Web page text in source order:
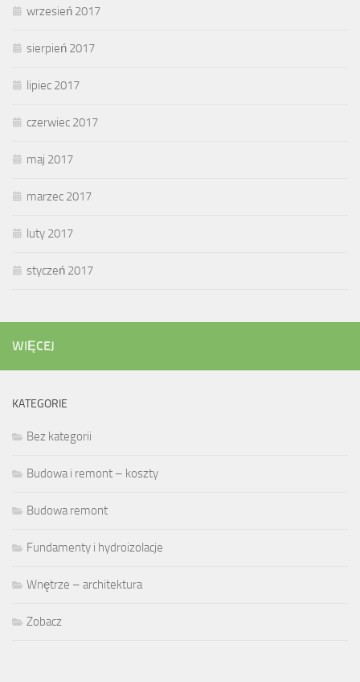
wrzesień 2017
sierpień 2017
lipiec 2017
czerwiec 2017
maj 2017
marzec 2017
luty 2017
styczeń 2017
WIĘCEJ
KATEGORIE
Bez kategorii
Budowa i remont – koszty
Budowa remont
Fundamenty i hydroizolacje
Wnętrze – architektura
Zobacz